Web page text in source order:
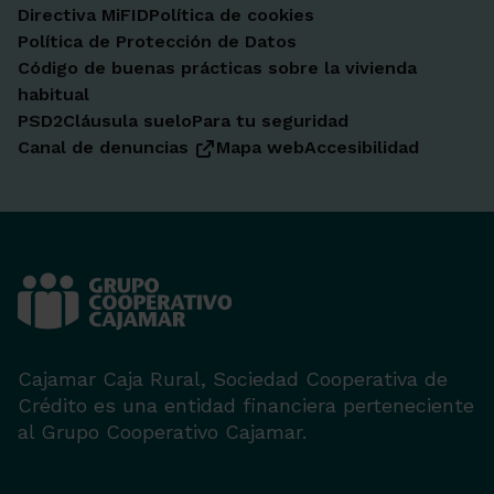
Directiva MiFIDPolítica de cookies
Política de Protección de Datos
Código de buenas prácticas sobre la vivienda
habitual
PSD2Cláusula sueloPara tu seguridad
Canal de denuncias
Mapa webAccesibilidad
Cajamar Caja Rural, Sociedad Cooperativa de
Crédito es una entidad financiera perteneciente
al Grupo Cooperativo Cajamar.